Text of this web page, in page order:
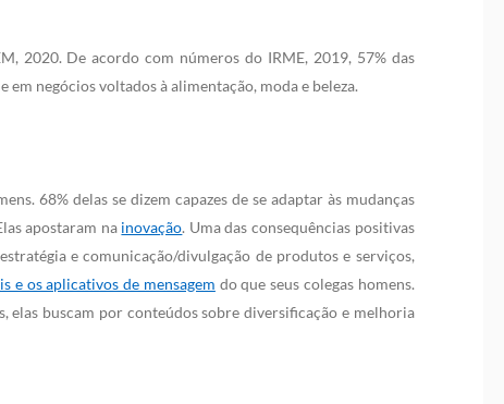
2020. De acordo com números do IRME, 2019, 57% das
em negócios voltados à alimentação, moda e beleza.
68% delas se dizem capazes de se adaptar às mudanças
apostaram na inovação. Uma das consequências positivas
e comunicação/divulgação de produtos e serviços,
e os aplicativos de mensagem do que seus colegas homens.
elas buscam por conteúdos sobre diversificação e melhoria